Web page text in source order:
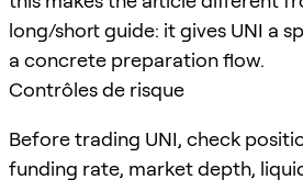
long/short guide: it gives UNI a
a concrete preparation flow.
Contrôles de risque
Before trading UNI, check
funding rate, market depth,